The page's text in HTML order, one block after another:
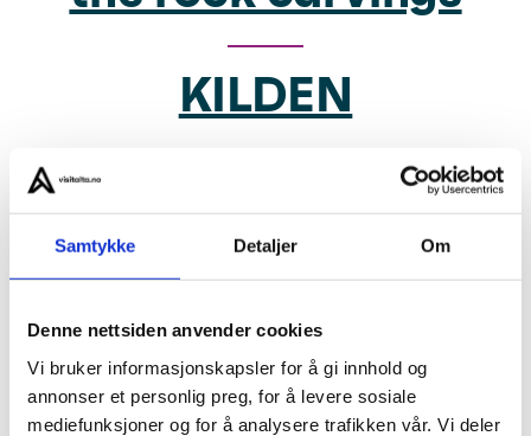
Samtykke Detaljer Om
Denne nettsiden anvender cookies
Vi bruker informasjonskapsler for å gi innhold og
annonser et personlig preg, for å levere sosiale
mediefunksjoner og for å analysere trafikken vår. Vi deler
KILDEN
Reindeer Island
Hammerfest
Autumn Tour – Slow
Life